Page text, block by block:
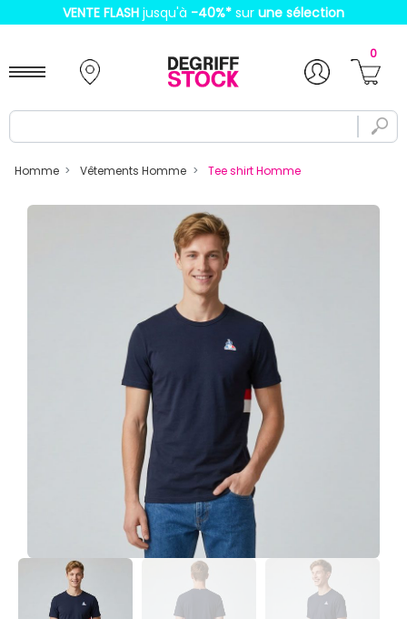
VENTE FLASH jusqu'à -40%* sur une sélection
0
Homme Vêtements Homme Tee shirt Homme